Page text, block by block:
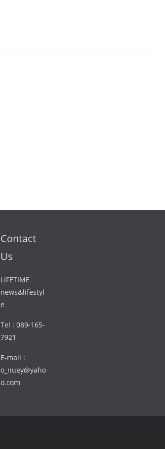
Contact
Us
LIFETIME
news&lifestyl
e
Tel : 089-165-
7921
E-mail :
o_nuey@yaho
o.com